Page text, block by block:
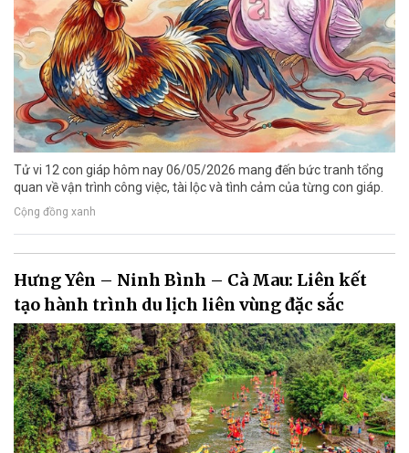
Tử vi 12 con giáp hôm nay 06/05/2026 mang đến bức tranh tổng
quan về vận trình công việc, tài lộc và tình cảm của từng con giáp.
Cộng đồng xanh
Hưng Yên – Ninh Bình – Cà Mau: Liên kết
tạo hành trình du lịch liên vùng đặc sắc